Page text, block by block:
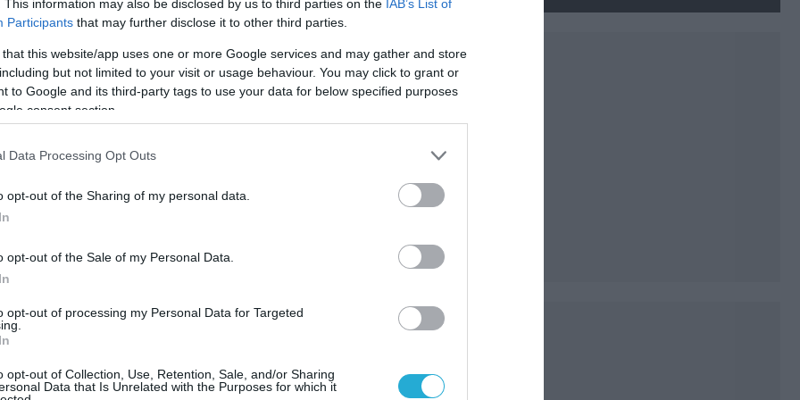
This information may also be disclosed by us to third parties on the IAB’s List of
Participants that may further disclose it to other third parties.
that this website/app uses one or more Google services and may gather and store
but not limited to your visit or usage behaviour. You may click to grant or
to Google and its third-party tags to use your data for below specified purposes
consent section.
Data Processing Opt Outs
opt-out of the Sharing of my personal data.
opt-out of the Sale of my Personal Data.
opt-out of processing my Personal Data for Targeted
opt-out of Collection, Use, Retention, Sale, and/or Sharing
Data that Is Unrelated with the Purposes for which it
missile test with a range of approximately
Great 🇷🇺🎖 (@aleksthgrt)May 2, 2026
σε μια περίοδο αυξημένης
με την Τεχεράνη να επιχειρεί να
αντιπάλους της, επιδεικνύοντας τη
πυραυλικού της προγράμματος.
(βίντεο)